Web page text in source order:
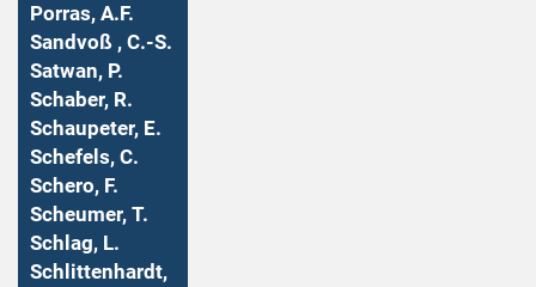
Porras, A.F.
Sandvoß , C.-S.
Satwan, P.
Schaber, R.
Schaupeter, E.
Schefels, C.
Schero, F.
Scheumer, T.
Schlag, L.
Schlittenhardt,